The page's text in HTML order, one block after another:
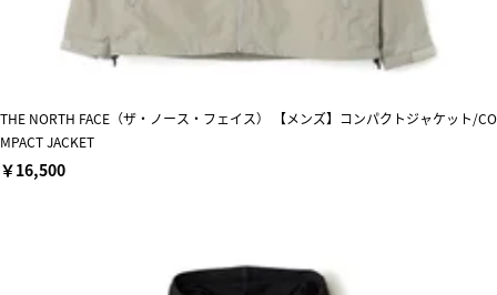
THE NORTH FACE（ザ・ノース・フェイス） 【メンズ】コンパクトジャケット/CO
MPACT JACKET
￥16,500